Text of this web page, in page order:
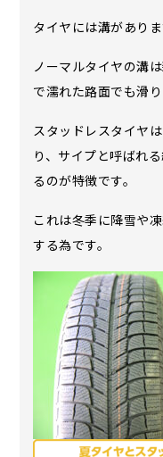
タイヤには溝がありま
ノーマルタイヤの溝
で濡れた路面でも滑
スタッドレスタイヤ
り、サイプと呼ばれ
るのが特徴です。
これは冬季に降雪や
する為です。